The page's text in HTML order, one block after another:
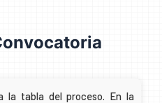
la tabla del proceso. En la